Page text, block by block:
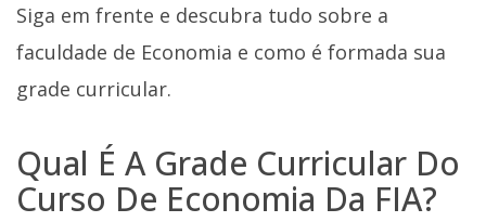
Siga em frente e descubra tudo sobre a
faculdade de Economia e como é formada sua
grade curricular.
Qual É A Grade Curricular Do
Curso De Economia Da FIA?